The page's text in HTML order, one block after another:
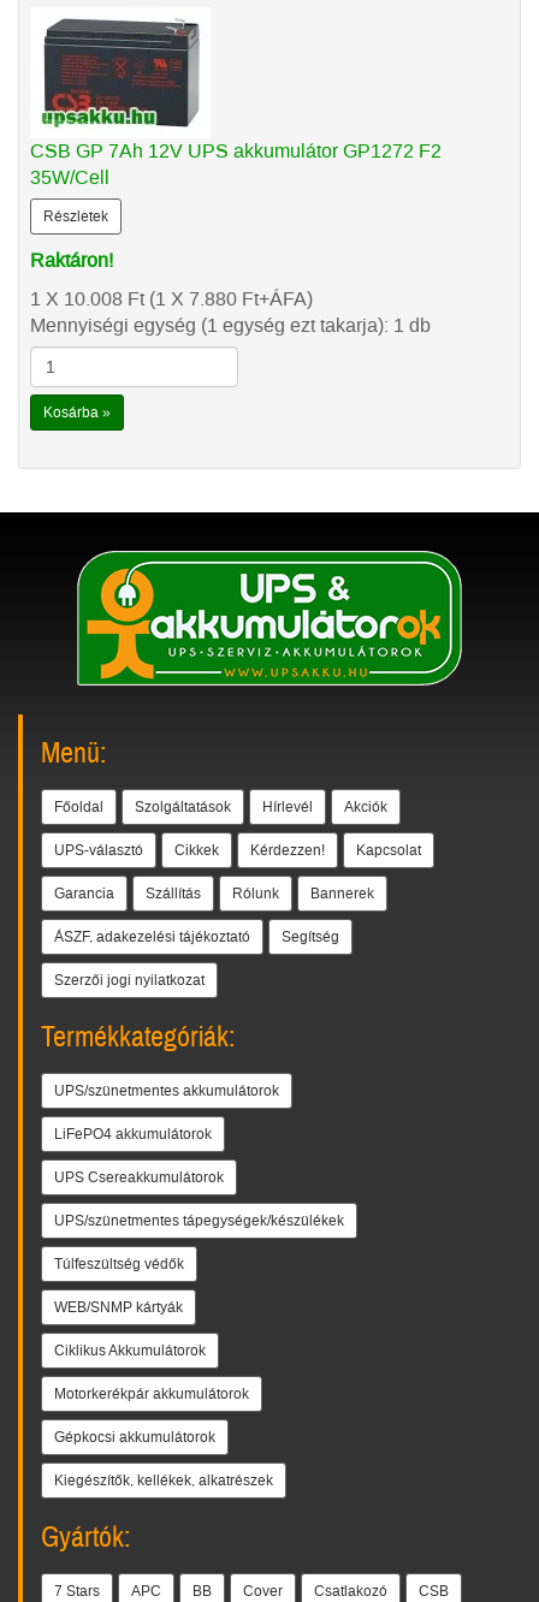
CSB GP 7Ah 12V UPS akkumulátor GP1272 F2
35W/Cell
Részletek
Raktáron!
1 X 10.008 Ft(1 X 7.880 Ft+ÁFA)
Mennyiségi egység (1 egység ezt takarja): 1 db
Kosárba »
Menü:
Főoldal Szolgáltatások Hírlevél Akciók
UPS-választó Cikkek Kérdezzen! Kapcsolat
Garancia Szállítás Rólunk Bannerek
ÁSZF, adakezelési tájékoztató Segítség
Szerzői jogi nyilatkozat
Termékkategóriák:
UPS/szünetmentes akkumulátorok
LiFePO4 akkumulátorok
UPS Csereakkumulátorok
UPS/szünetmentes tápegységek/készülékek
Túlfeszültség védők
WEB/SNMP kártyák
Ciklikus Akkumulátorok
Motorkerékpár akkumulátorok
Gépkocsi akkumulátorok
Kiegészítők, kellékek, alkatrészek
Gyártók:
7 Stars APC BB Cover Csatlakozó CSB